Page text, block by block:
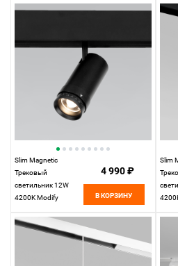
Elektrostandard
Slim Magnetic
Трековый
светильник 12W
4200K Modify
Elektrostandard
4 990 ₽
В КОРЗИНУ
Slim